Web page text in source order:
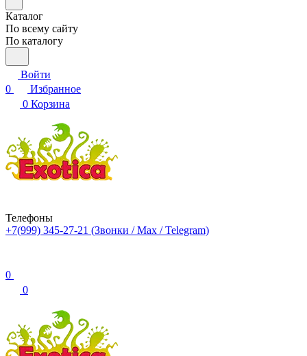
Каталог
По всему сайту
По каталогу
Войти
0
Избранное
0 Корзина
Телефоны
+7(999) 345-27-21 (Звонки / Max / Telegram)
0
0